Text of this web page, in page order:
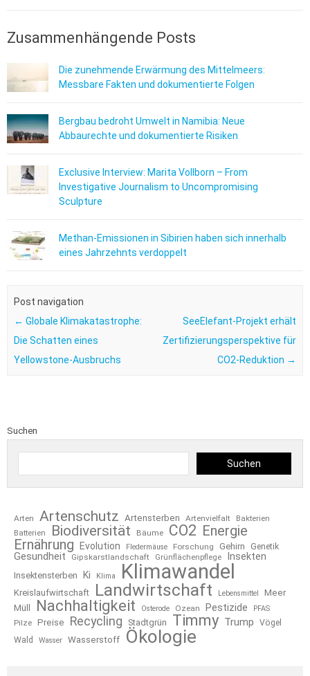
Zusammenhängende Posts
Die zunehmende Erwärmung des Mittelmeers:
Messbare Fakten und dokumentierte Folgen
Bergbau bedroht Umwelt in Namibia: Neue
Abbaurechte und dokumentierte Risiken
Exclusive Interview: Marita Vollborn – From
Investigative Journalism to Uncompromising
Sculpture
Methan-Emissionen in Sibirien haben sich innerhalb
eines Jahrzehnts verdoppelt
Post navigation
← Globale Klimakatastrophe:
Die Schatten eines
Yellowstone-Ausbruchs
SeeElefant-Projekt erhält
Zertifizierungsperspektive für
CO2-Reduktion →
Suchen
Suchen
Arten Artenschutz Artensterben Artenvielfalt
Bakterien
Batterien
Biodiversität Bäume CO2 Energie
Ernährung
Evolution Fledermäuse Forschung Gehirn Genetik
Gesundheit Gipskarstlandschaft Grünflächenpflege Insekten
Insektensterben Ki Klima Klimawandel
Kreislaufwirtschaft Landwirtschaft Lebensmittel
Meer
Müll
Nachhaltigkeit Osterode Ozean Pestizide PFAS
Pilze Preise Recycling Stadtgrün Timmy Trump
Vögel
Wald
Wasser Wasserstoff Ökologie